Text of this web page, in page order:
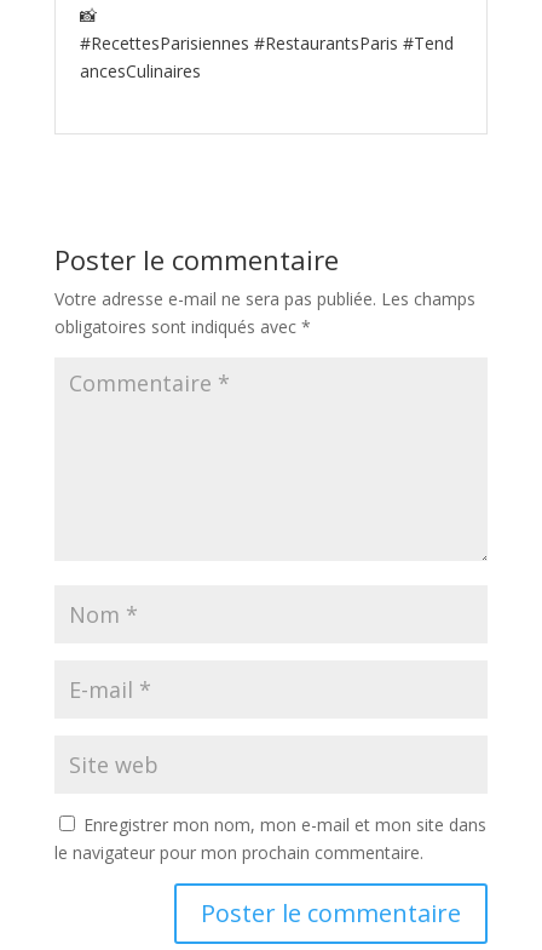
📸
#RecettesParisiennes #RestaurantsParis #Tend
ancesCulinaires
Poster le commentaire
Votre adresse e-mail ne sera pas publiée. Les champs
obligatoires sont indiqués avec *
Enregistrer mon nom, mon e-mail et mon site dans
le navigateur pour mon prochain commentaire.